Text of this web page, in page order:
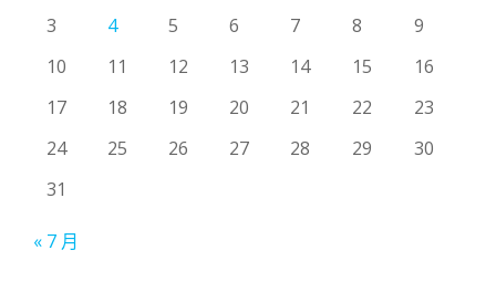
3
4 5 6 7 8
9
10
11 12 13 14 15
16
17
18 19 20 21 22
23
24
25 26 27 28 29
30
31
« 7 月